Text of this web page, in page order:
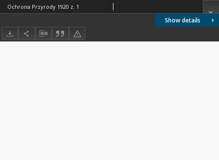
Show details
Ochrona Przyrody 1920 z. 1